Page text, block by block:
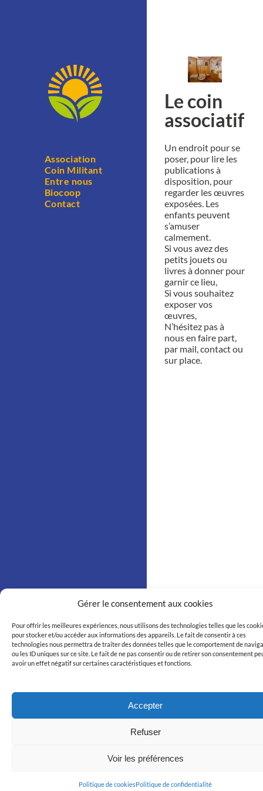
Gérer le consentement aux cookies
Pour offrir les meilleures expériences, nous utilisons des technologies telles que les
pour stocker et/ou accéder aux informations des appareils. Le fait de consentir à ces
technologies nous permettra de traiter des données telles que le comportement de
ou les ID uniques sur ce site. Le fait de ne pas consentir ou de retirer son consentement
avoir un effet négatif sur certaines caractéristiques et fonctions.
Accepter
Refuser
Voir les préférences
Politique de cookiesPolitique de confidentialité
Association
Coin Militant
Entre nous
Biocoop
Contact
Le coin
associatif
Un endroit pour se
poser, pour lire les
publications à
disposition, pour
regarder les œuvres
exposées. Les
enfants peuvent
s’amuser
calmement.
Si vous avez des
petits jouets ou
livres à donner pour
garnir ce lieu,
Si vous souhaitez
exposer vos
œuvres,
N’hésitez pas à
nous en faire part,
par mail, contact ou
sur place.